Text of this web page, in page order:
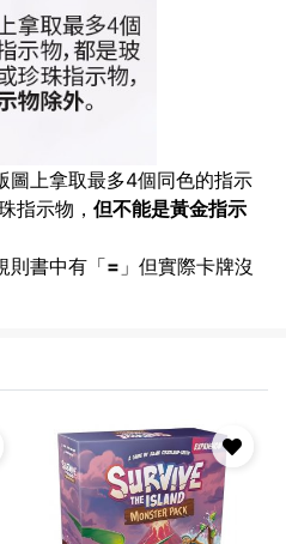
上拿取最多4個同色的指示
指示物， 但不能是黃金指示
書中有「= 」但實際卡牌沒